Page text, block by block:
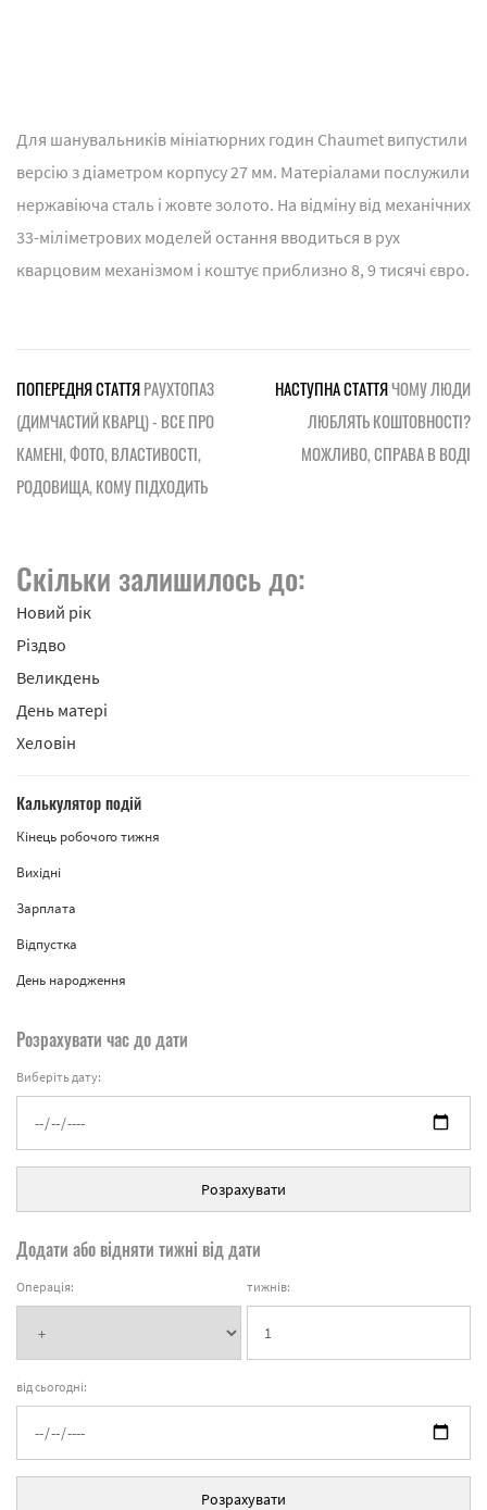
Для шанувальників мініатюрних годин Chaumet випустили
версію з діаметром корпусу 27 мм. Матеріалами послужили
нержавіюча сталь і жовте золото. На відміну від механічних
33-міліметрових моделей остання вводиться в рух
кварцовим механізмом і коштує приблизно 8, 9 тисячі євро.
ПОПЕРЕДНЯ СТАТТЯРАУХТОПАЗ
(ДИМЧАСТИЙ КВАРЦ) - ВСЕ ПРО
КАМЕНІ, ФОТО, ВЛАСТИВОСТІ,
РОДОВИЩА, КОМУ ПІДХОДИТЬ
НАСТУПНА СТАТТЯЧОМУ ЛЮДИ
ЛЮБЛЯТЬ КОШТОВНОСТІ?
МОЖЛИВО, СПРАВА В ВОДІ
Скільки залишилось до:
Новий рік
Різдво
Великдень
День матері
Хеловін
Калькулятор подій
Кінець робочого тижня
Вихідні
Зарплата
Відпустка
День народження
Розрахувати час до дати
Виберіть дату:
Розрахувати
Додати або відняти тижні від дати
Операція: тижнів:
від сьогодні:
Розрахувати